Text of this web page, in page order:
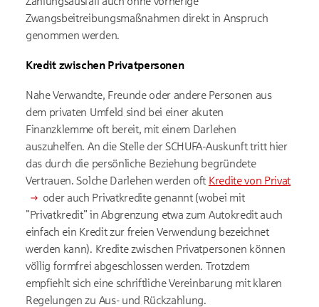
Zwangsbeitreibungsmaßnahmen direkt in Anspruch
genommen werden.
Kredit zwischen Privatpersonen
Nahe Verwandte, Freunde oder andere Personen aus
dem privaten Umfeld sind bei einer akuten
Finanzklemme oft bereit, mit einem Darlehen
auszuhelfen. An die Stelle der SCHUFA-Auskunft tritt hier
das durch die persönliche Beziehung begründete
Vertrauen. Solche Darlehen werden oft Kredite von Privat
oder auch Privatkredite genannt (wobei mit
"Privatkredit" in Abgrenzung etwa zum Autokredit auch
einfach ein Kredit zur freien Verwendung bezeichnet
werden kann). Kredite zwischen Privatpersonen können
völlig formfrei abgeschlossen werden. Trotzdem
empfiehlt sich eine schriftliche Vereinbarung mit klaren
Regelungen zu Aus- und Rückzahlung.